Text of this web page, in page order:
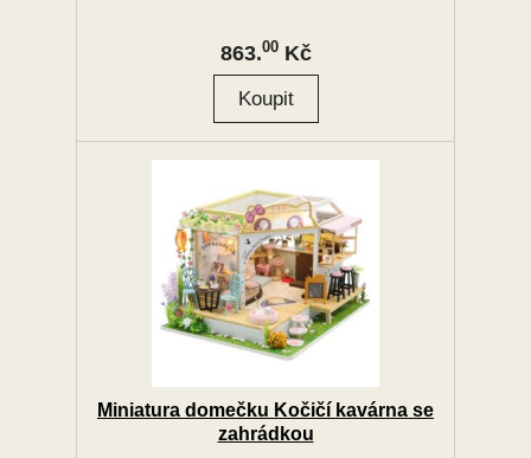
863.00Kč
Miniatura domečku Kočičí kavárna se
zahrádkou